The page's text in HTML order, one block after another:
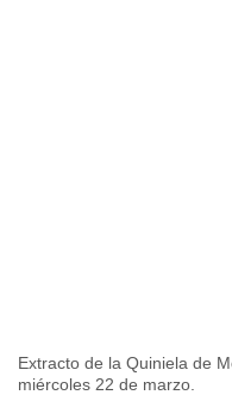
Extracto de la Quiniela de
miércoles 22 de marzo.